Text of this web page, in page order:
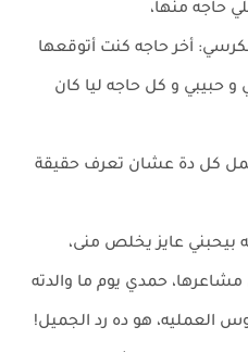
حاجه منها،
أخر حاجه كنت أتوقعها
حبيبي و كل حاجه ليا كان
كل دة عشان تعرف حقيقة
بيحبني عايز يخلص منى،
حمدي يوم ما والدته
العمليه، هو ده رد الجميل!